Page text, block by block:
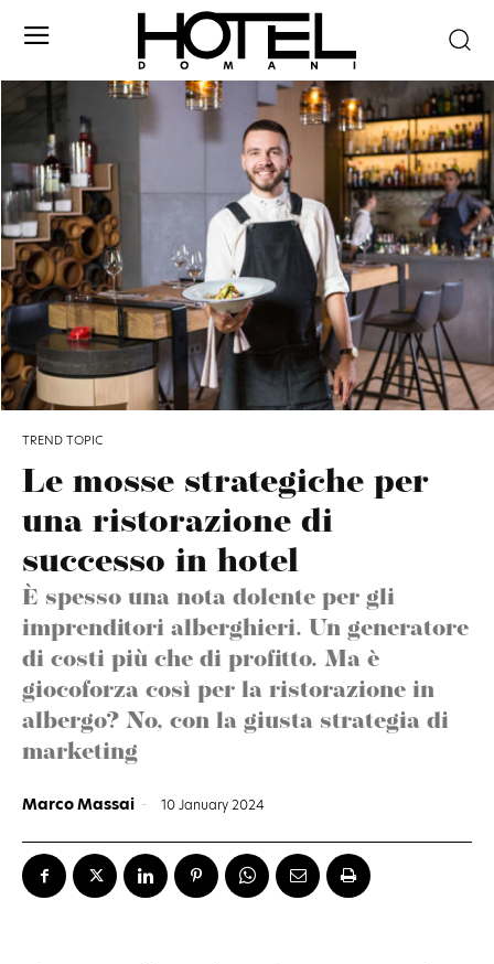
TREND TOPIC
Le mosse strategiche per
una ristorazione di
successo in hotel
È spesso una nota dolente per gli
imprenditori alberghieri. Un generatore
di costi più che di profitto. Ma è
giocoforza così per la ristorazione in
albergo? No, con la giusta strategia di
marketing
Marco Massai - 10 January 2024